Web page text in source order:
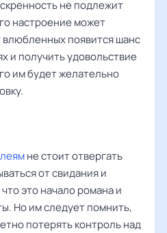
не подлежит
настроение может
появится шанс
и получить удовольствие
им будет желательно
не стоит отвергать
от свидания и
это начало романа и
Но им следует помнить,
потерять контроль над